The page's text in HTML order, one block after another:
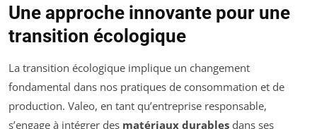
Une approche innovante pour une
transition écologique
La transition écologique implique un changement
fondamental dans nos pratiques de consommation et de
production. Valeo, en tant qu’entreprise responsable,
s’engage à intégrer des matériaux durables dans ses